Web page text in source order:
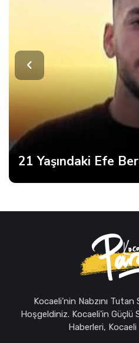
Kocaeli'nin Nabzını
Hoşgeldiniz. Kocaeli'in Güçlü
Haberleri, Kocaeli